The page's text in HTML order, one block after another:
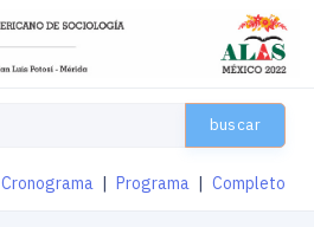
buscar
Cronograma Programa Completo